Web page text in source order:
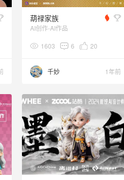
葫禄家族
AI创作-AI作品
1603 6 20
千妙 1年前